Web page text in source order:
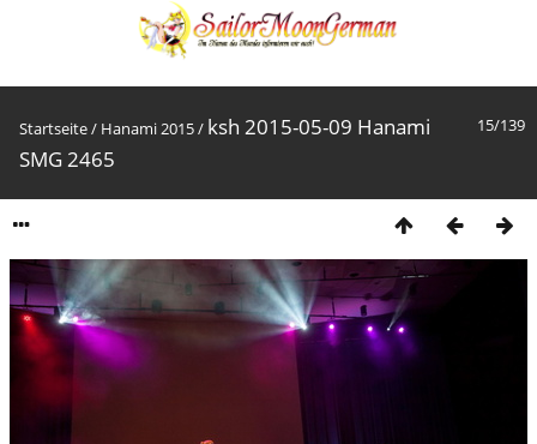
15/139
Startseite/ Hanami 2015/ ksh 2015-05-09 Hanami
SMG 2465